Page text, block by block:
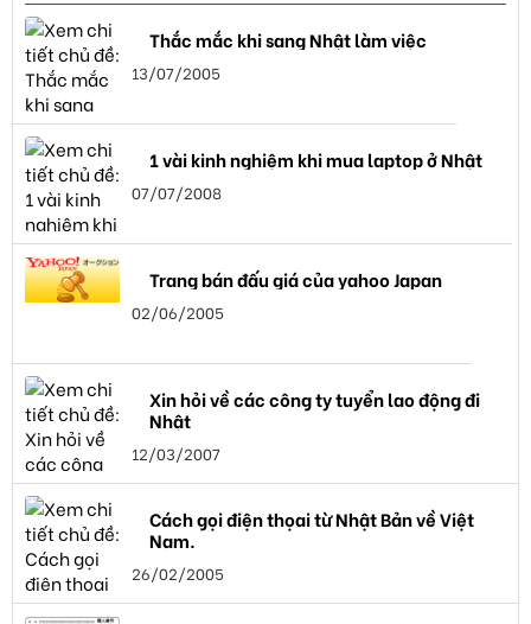
Thắc mắc khi sang Nhật làm việc
13/07/2005
1 vài kinh nghiệm khi mua laptop ở Nhật
07/07/2008
Trang bán đấu giá của yahoo Japan
02/06/2005
Xin hỏi về các công ty tuyển lao động đi
Nhật
12/03/2007
Cách gọi điện thọai từ Nhật Bản về Việt
Nam.
26/02/2005